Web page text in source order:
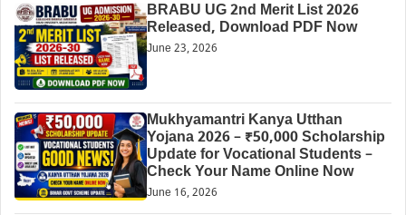
BRABU UG 2nd Merit List 2026
Released, Download PDF Now
June 23, 2026
Mukhyamantri Kanya Utthan
Yojana 2026 – ₹50,000 Scholarship
Update for Vocational Students –
Check Your Name Online Now
June 16, 2026